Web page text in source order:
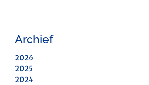
Archief
2026
2025
2024